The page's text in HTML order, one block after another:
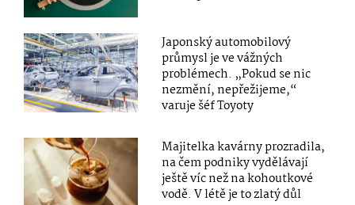
Japonský automobilový
průmysl je ve vážných
problémech. „Pokud se nic
nezmění, nepřežijeme,“
varuje šéf Toyoty
Majitelka kavárny prozradila,
na čem podniky vydělávají
ještě víc než na kohoutkové
vodě. V létě je to zlatý důl